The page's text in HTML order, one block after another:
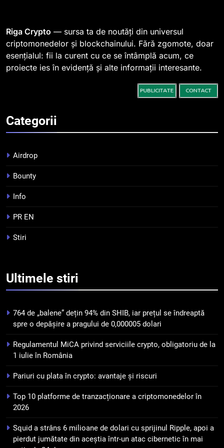
spre o depășire a pragului de
0,000005 dolari
STIRI
2
Regulamentul MiCA privind
serviciile crypto, obligatoriu de
la 1 iulie în România
3
Pariuri cu plata în crypto:
4
criptomonedelor în 2026
INFO
pierdut jumătate din aceștia
puțin de 24 de ore
6
Banii digitali și arhitectura
încrederii: O nouă viziune asupra
7
WhiteBIT și FC Barcelona
pentru a stimula implicarea
fanilor și inovarea în domeniul
STIRI
Riga Crypto — sursa ta de noutăți din universul
criptomonedelor și blockchainului. Fără zgomote, doar
esențialul: fii la curent cu ce se întâmplă acum, ce
proiecte ies în evidență și alte informații interesante.
Categorii
Airdrop
Bounty
Info
PR EN
Stiri
Ultimele stiri
764 de „balene” dețin 94% din SHIB, iar prețul se îndreaptă
spre o depășire a pragului de 0,000005 dolari
Regulamentul MiCA privind serviciile crypto, obligatoriu de la
1 iulie în România
Pariuri cu plata în crypto: avantaje și riscuri
Top 10 platforme de tranzacționare a criptomonedelor în
2026
Squid a strâns 6 milioane de dolari cu sprijinul Ripple, apoi a
pierdut jumătate din aceștia într-un atac cibernetic în mai